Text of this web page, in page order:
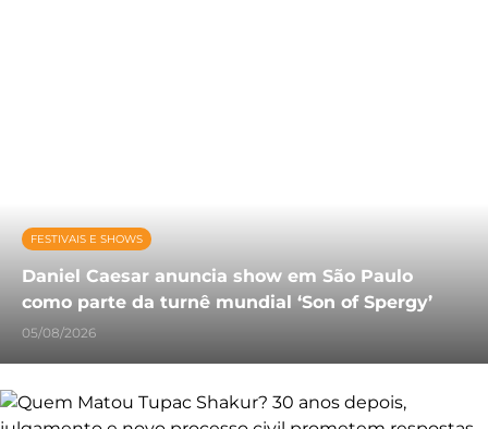
FESTIVAIS E SHOWS
Daniel Caesar anuncia show em São Paulo
como parte da turnê mundial ‘Son of Spergy’
05/08/2026